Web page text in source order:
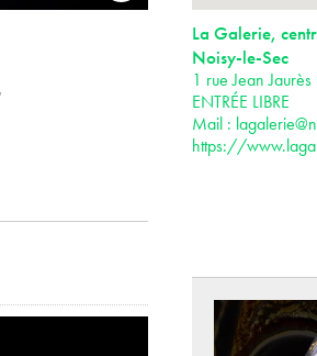
La Galerie,
Noisy-le-Sec
1 rue Jean
ENTRÉE LIBRE
Mail :
https://